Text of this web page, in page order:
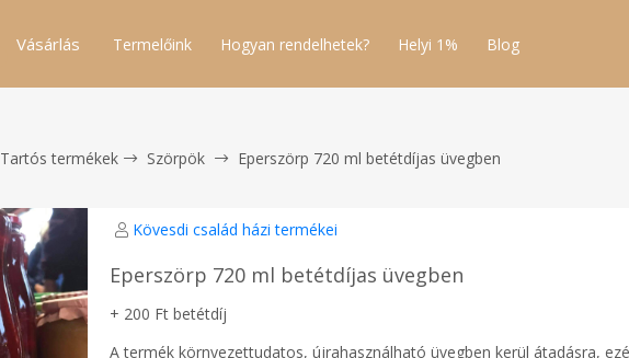
Vásárlás Termelőink Hogyan rendelhetek? Helyi 1% Blog
Tartós termékek Szörpök Eperszörp 720 ml betétdíjas üvegben
Kövesdi család házi termékei
Eperszörp 720 ml betétdíjas üvegben
+ 200 Ft betétdíj
A termék környezettudatos, újrahasználható üvegben kerül átadásra,